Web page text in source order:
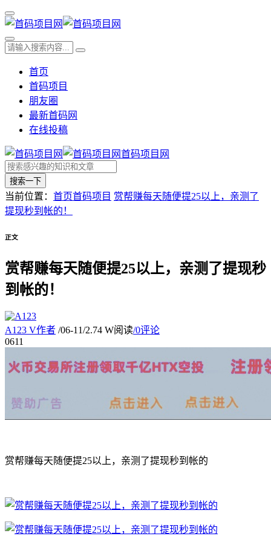
首页
首码项目
朋友圈
最新首码网
在线投稿
首码项目网
搜索一下
当前位置： 首页首码项目 赏帮赚每天随便提25以上，亲测了
提现秒到帐的！
正文
赏帮赚每天随便提25以上，亲测了提现秒
到帐的！
A123 V作者 /06-11/2.74 W阅读/0评论
0611
赏帮赚每天随便提25以上，亲测了提现秒到帐的